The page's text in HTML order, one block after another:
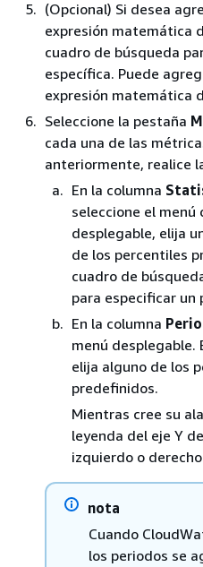
(Opcional) Si desea
expresión matemática
cuadro de búsqueda
específica. Puede
expresión matemática
Seleccione la pestaña
cada una de las
anteriormente, realice
En la columna
seleccione el menú
desplegable, elija
de los percentiles
cuadro de
para especificar un
En la columna
menú desplegable.
elija alguno de los
predefinidos.
Mientras cree su
leyenda del eje Y
izquierdo o
nota
Cuando
los periodos se